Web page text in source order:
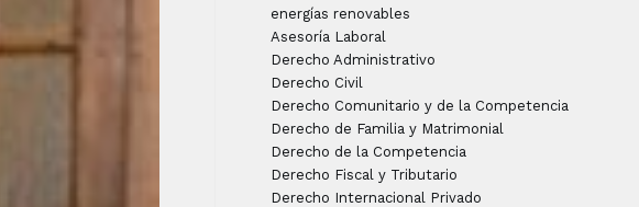
energías renovables
Asesoría Laboral
Derecho Administrativo
Derecho Civil
Derecho Comunitario y de la Competencia
Derecho de Familia y Matrimonial
Derecho de la Competencia
Derecho Fiscal y Tributario
Derecho Internacional Privado